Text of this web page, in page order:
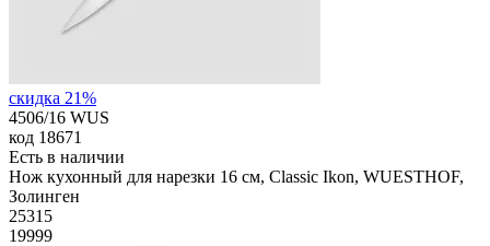
скидка 21%
4506/16 WUS
код 18671
Есть в наличии
Нож кухонный для нарезки 16 см, Classic Ikon, WUESTHOF,
Золинген
25315
19999